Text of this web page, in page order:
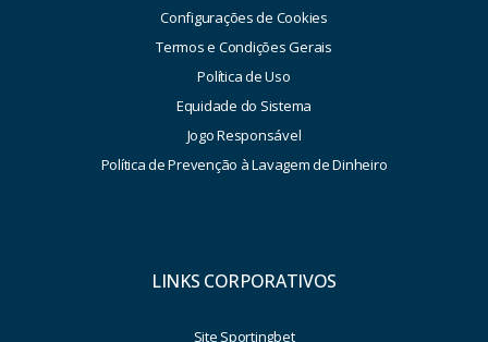
Configurações de Cookies
Termos e Condições Gerais
Política de Uso
Equidade do Sistema
Jogo Responsável
Política de Prevenção à Lavagem de Dinheiro
LINKS CORPORATIVOS
Site Sportingbet